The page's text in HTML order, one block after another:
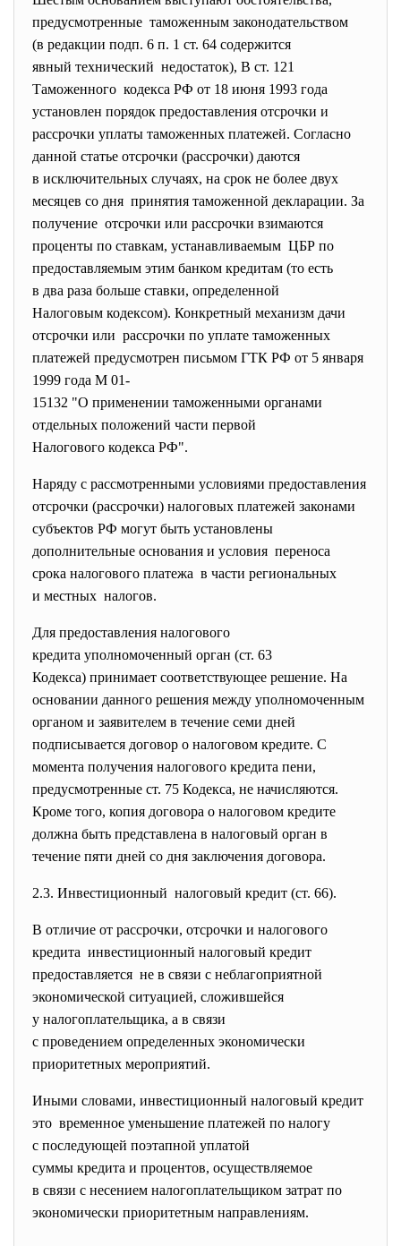
предусмотренные таможенным законодательством
(в редакции подп. 6 п. 1 ст. 64 содержится
явный технический недостаток), В ст. 121
Таможенного кодекса РФ от 18 июня 1993 года
установлен порядок предоставления отсрочки и
рассрочки уплаты таможенных платежей. Согласно
данной статье отсрочки (рассрочки) даются
в исключительных случаях, на срок не более двух
месяцев со дня принятия таможенной декларации. За
получение отсрочки или рассрочки взимаются
проценты по ставкам, устанавливаемым ЦБР по
предоставляемым этим банком кредитам (то есть
в два раза больше ставки, определенной
Налоговым кодексом). Конкретный механизм дачи
отсрочки или рассрочки по уплате таможенных
платежей предусмотрен письмом ГТК РФ от 5 января
1999 года М 01-
15132 "О применении таможенными органами
отдельных положений части первой
Налогового кодекса РФ".
Наряду с рассмотренными условиями предоставления
отсрочки (рассрочки) налоговых платежей законами
субъектов РФ могут быть установлены
дополнительные основания и условия переноса
срока налогового платежа в части региональных
и местных налогов.
Для предоставления налогового
кредита уполномоченный орган (ст. 63
Кодекса) принимает соответствующее решение. На
основании данного решения между уполномоченным
органом и заявителем в течение семи дней
подписывается договор о налоговом кредите. С
момента получения налогового кредита пени,
предусмотренные ст. 75 Кодекса, не начисляются.
Кроме того, копия договора о налоговом кредите
должна быть представлена в налоговый орган в
течение пяти дней со дня заключения договора.
2.3. Инвестиционный налоговый кредит (ст. 66).
В отличие от рассрочки, отсрочки и налогового
кредита инвестиционный налоговый кредит
предоставляется не в связи с неблагоприятной
экономической ситуацией, сложившейся
у налогоплательщика, а в связи
с проведением определенных экономически
приоритетных мероприятий.
Иными словами, инвестиционный налоговый кредит
это временное уменьшение платежей по налогу
с последующей поэтапной уплатой
суммы кредита и процентов, осуществляемое
в связи с несением налогоплательщиком затрат по
экономически приоритетным направлениям.